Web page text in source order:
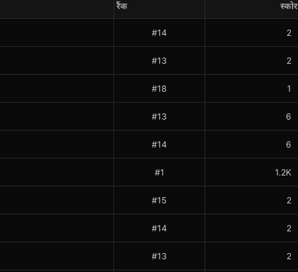
रैंक स्कोर
#14 2
#13 2
#18 1
#13 6
#14 6
#1 1.2K
#15 2
#14 2
#13 2